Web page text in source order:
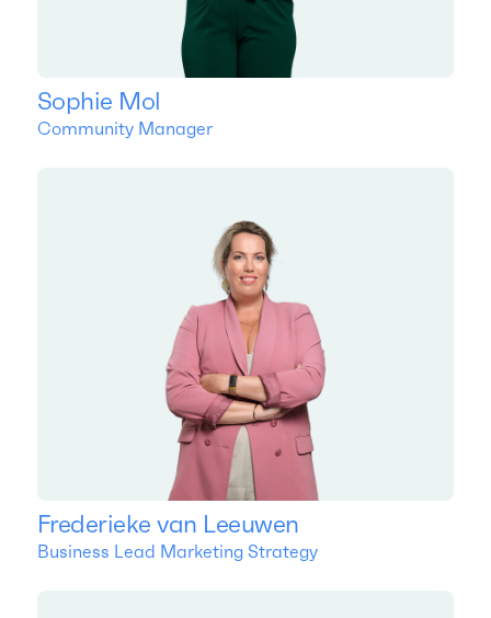
Sophie Mol
Community Manager
Frederieke van Leeuwen
Business Lead Marketing Strategy